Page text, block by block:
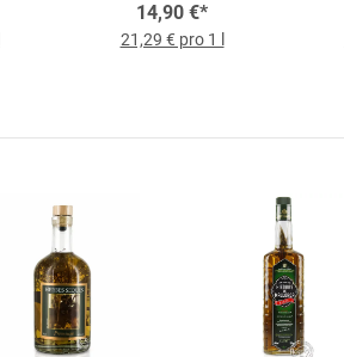
Flasche
14,90 €*
21,29 € pro 1 l